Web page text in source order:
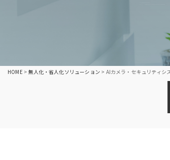
HOME>無人化・省人化ソリューション > AIカメラ・セキュリティシ